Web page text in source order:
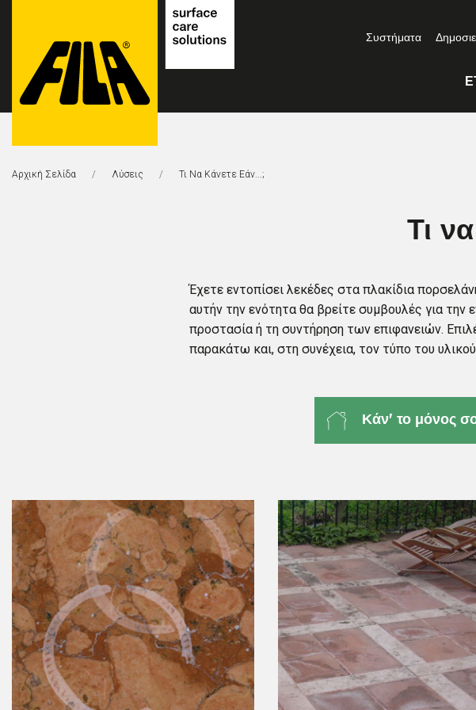
Solutions
Συστήματα
Αρχική Σελίδα Λύσεις Αυτή Η Σελίδα:
Τι Να Κάνετε Εάν...;
Τι
Έχετε εντοπίσει λεκέδες στα πλακίδια
αυτήν την ενότητα θα βρείτε συμβουλές για
προστασία ή τη συντήρηση των επιφανειών.
παρακάτω και, στη συνέχεια, τον τύπο του
Κάν' το μόνος